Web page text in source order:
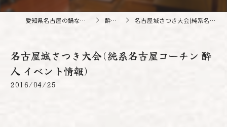
愛知県名古屋の鍋なら純系名古屋コーチン 酔人 酔人ブログ 名古屋城さつき大会(純系名古屋コーチン 酔人 イベント情報)
名古屋城さつき大会(純系名古屋コーチン 酔
人 イベント情報)
2016/04/25